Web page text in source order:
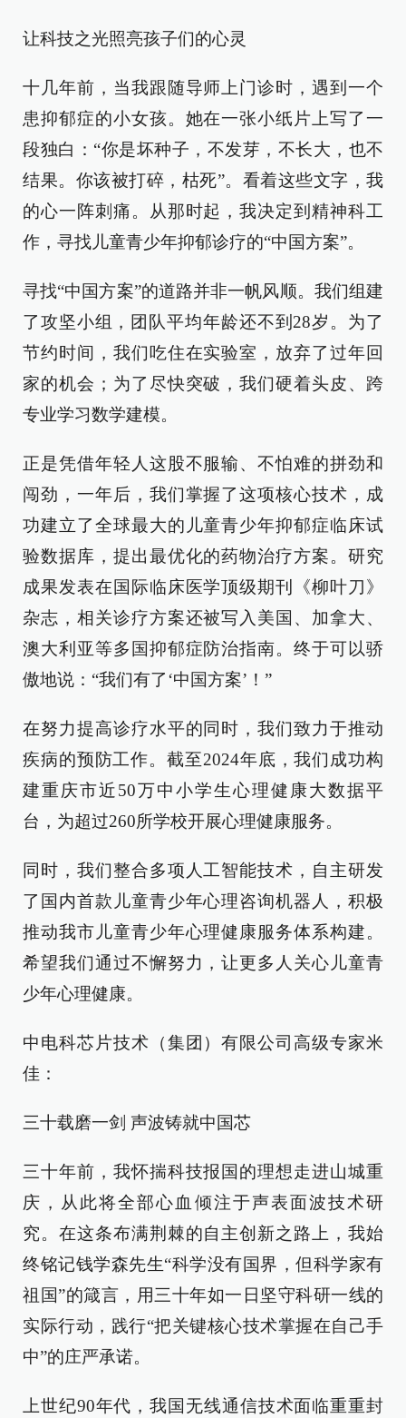
让科技之光照亮孩子们的心灵
十几年前，当我跟随导师上门诊时，遇到一个
患抑郁症的小女孩。她在一张小纸片上写了一
段独白：“你是坏种子，不发芽，不长大，也不
结果。你该被打碎，枯死”。看着这些文字，我
的心一阵刺痛。从那时起，我决定到精神科工
作，寻找儿童青少年抑郁诊疗的“中国方案”。
寻找“中国方案”的道路并非一帆风顺。我们组建
了攻坚小组，团队平均年龄还不到28岁。为了
节约时间，我们吃住在实验室，放弃了过年回
家的机会；为了尽快突破，我们硬着头皮、跨
专业学习数学建模。
正是凭借年轻人这股不服输、不怕难的拼劲和
闯劲，一年后，我们掌握了这项核心技术，成
功建立了全球最大的儿童青少年抑郁症临床试
验数据库，提出最优化的药物治疗方案。研究
成果发表在国际临床医学顶级期刊《柳叶刀》
杂志，相关诊疗方案还被写入美国、加拿大、
澳大利亚等多国抑郁症防治指南。终于可以骄
傲地说：“我们有了‘中国方案’！”
在努力提高诊疗水平的同时，我们致力于推动
疾病的预防工作。截至2024年底，我们成功构
建重庆市近50万中小学生心理健康大数据平
台，为超过260所学校开展心理健康服务。
同时，我们整合多项人工智能技术，自主研发
了国内首款儿童青少年心理咨询机器人，积极
推动我市儿童青少年心理健康服务体系构建。
希望我们通过不懈努力，让更多人关心儿童青
少年心理健康。
中电科芯片技术（集团）有限公司高级专家米
佳：
三十载磨一剑 声波铸就中国芯
三十年前，我怀揣科技报国的理想走进山城重
庆，从此将全部心血倾注于声表面波技术研
究。在这条布满荆棘的自主创新之路上，我始
终铭记钱学森先生“科学没有国界，但科学家有
祖国”的箴言，用三十年如一日坚守科研一线的
实际行动，践行“把关键核心技术掌握在自己手
中”的庄严承诺。
上世纪90年代，我国无线通信技术面临重重封